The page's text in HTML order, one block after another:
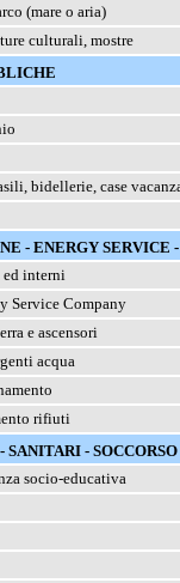
(mare o aria)
culturali, mostre
bidellerie, case
- ENERGY SERVICE
interni
Service Company
e ascensori
acqua
rifiuti
-
socio-educativa